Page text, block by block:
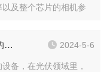
及整个芯片的相机参
大面积太阳光模拟器测试关系到电池的出厂等级及价格 2024-5-6
备，在光伏领域里，